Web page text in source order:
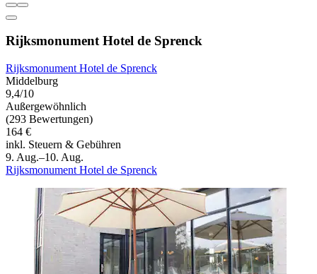
Rijksmonument Hotel de Sprenck
Rijksmonument Hotel de Sprenck
Middelburg
9,4/10
Außergewöhnlich
(293 Bewertungen)
164 €
inkl. Steuern & Gebühren
9. Aug.–10. Aug.
Rijksmonument Hotel de Sprenck